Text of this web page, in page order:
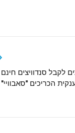
לקבל סנדוויצים
הכריכים